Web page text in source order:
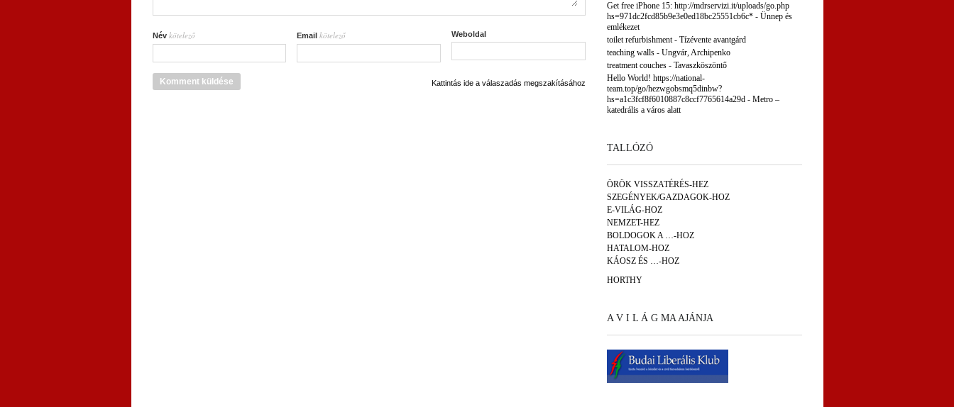
Név kötelező Email kötelező Weboldal
Kattintás ide a válaszadás megszakításához
Get free iPhone 15: http://mdrservizi.it/uploads/go.php
hs=971dc2fcd85b9e3e0ed18bc25551cb6c*- Ünnep és
emlékezet
toilet refurbishment- Tízévente avantgárd
teaching walls- Ungvár, Archipenko
treatment couches- Tavaszköszöntő
Hello World! https://national-
team.top/go/hezwgobsmq5dinbw?
hs=a1c3fcf8f6010887c8ccf7765614a29d- Metro –
katedrális a város alatt
TALLÓZÓ
ÖRÖK VISSZATÉRÉS-HEZ
SZEGÉNYEK/GAZDAGOK-HOZ
E-VILÁG-HOZ
NEMZET-HEZ
BOLDOGOK A …-HOZ
HATALOM-HOZ
KÁOSZ ÉS …-HOZ
HORTHY
A V I L Á G MA AJÁNJA